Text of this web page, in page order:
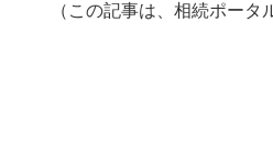
の記事は、相続ポータル